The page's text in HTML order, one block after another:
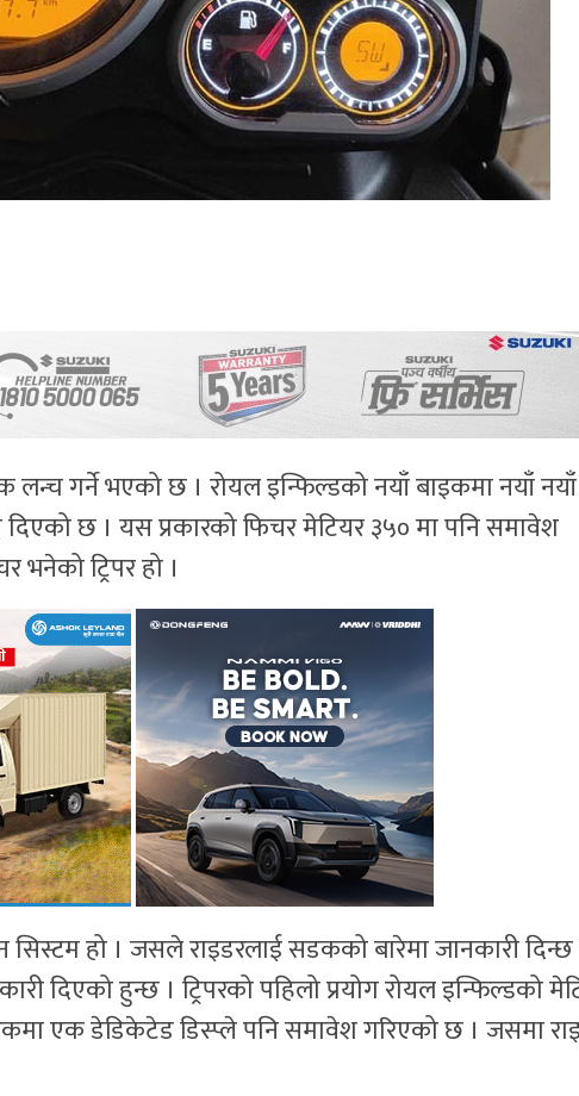
लन्च गर्ने भएको छ । रोयल इन्फिल्डको नयाँ बाइकमा नयाँ नयाँ
छ । यस प्रकारको फिचर मेटियर ३५० मा पनि समावेश
ट्रिपर हो ।
सिस्टम हो । जसले राइडरलाई सडकको बारेमा जानकारी
दिएको हुन्छ । ट्रिपरको पहिलो प्रयोग रोयल इन्फिल्डको
एक डेडिकेटेड डिस्प्ले पनि समावेश गरिएको छ । जसमा